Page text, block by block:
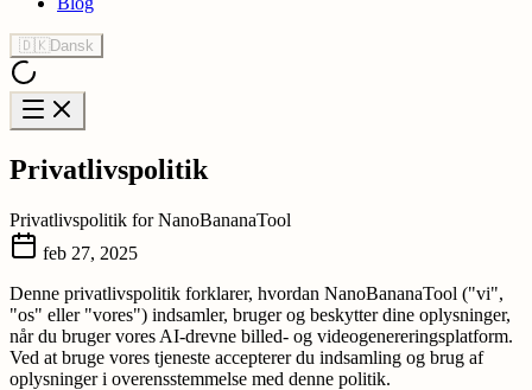
🇩🇰Dansk
Privatlivspolitik
Privatlivspolitik for NanoBananaTool
feb 27, 2025
Denne privatlivspolitik forklarer, hvordan NanoBananaTool ("vi",
"os" eller "vores") indsamler, bruger og beskytter dine oplysninger,
når du bruger vores AI-drevne billed- og videogenereringsplatform.
Ved at bruge vores tjeneste accepterer du indsamling og brug af
oplysninger i overensstemmelse med denne politik.